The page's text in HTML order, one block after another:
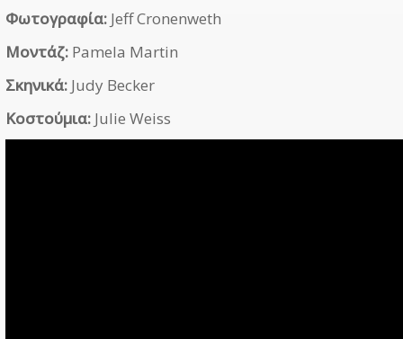
Φωτογραφία: Jeff Cronenweth
Μοντάζ: Pamela Martin
Σκηνικά: Judy Becker
Κοστούμια: Julie Weiss